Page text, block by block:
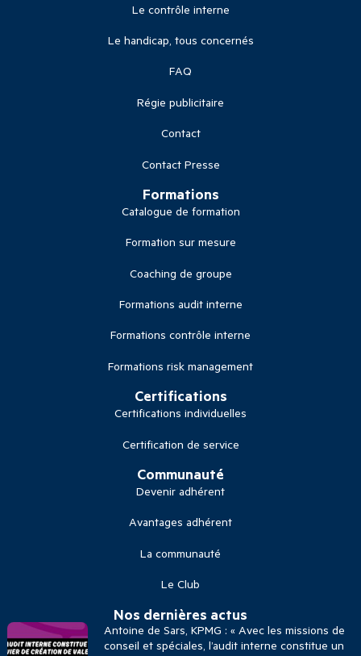
Le contrôle interne
Le handicap, tous concernés
FAQ
Régie publicitaire
Contact
Contact Presse
Formations
Catalogue de formation
Formation sur mesure
Coaching de groupe
Formations audit interne
Formations contrôle interne
Formations risk management
Certifications
Certifications individuelles
Certification de service
Communauté
Devenir adhérent
Avantages adhérent
La communauté
Le Club
Nos dernières actus
Antoine de Sars, KPMG : « Avec les missions de
conseil et spéciales, l’audit interne constitue un